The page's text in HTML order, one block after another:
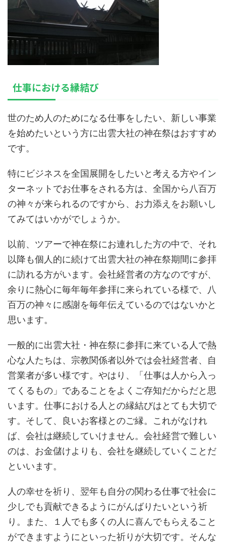
仕事における縁結び
世のため人のためになる仕事をしたい、新しい事業
を始めたいという方に出雲大社の神在祭はおすすめ
です。
特にビジネスを全国展開をしたいと考える方やイン
ターネットでお仕事をされる方は、全国から八百万
の神々が来られるのですから、お力添えをお願いし
てみてはいかがでしょうか。
以前、ツアーで神在祭にお連れした方の中で、それ
以降も個人的に続けて出雲大社の神在祭期間に参拝
に訪れる方がいます。会社経営者の方なのですが、
余りに熱心に毎年毎年参拝に来られている様で、八
百万の神々に感謝を毎年伝えているのではないかと
思います。
一般的に出雲大社・神在祭に参拝に来ている人で熱
心な人たちは、宗教関係者以外では会社経営者、自
営業者が多い様です。やはり、「仕事は人から入っ
てくるもの」であることをよくご存知だからだと思
います。仕事における人との縁結びはとても大切で
す。そして、良いお客様とのご縁。これがなけれ
ば、会社は継続していけません。会社経営で難しい
のは、お金儲けよりも、会社を継続していくことだ
といいます。
人の幸せを祈り、翌年も自分の関わる仕事で社会に
少しでも貢献できるようにがんばりたいという祈
り。また、１人でも多くの人に喜んでもらえること
ができますようにといった祈りが大切です。そんな